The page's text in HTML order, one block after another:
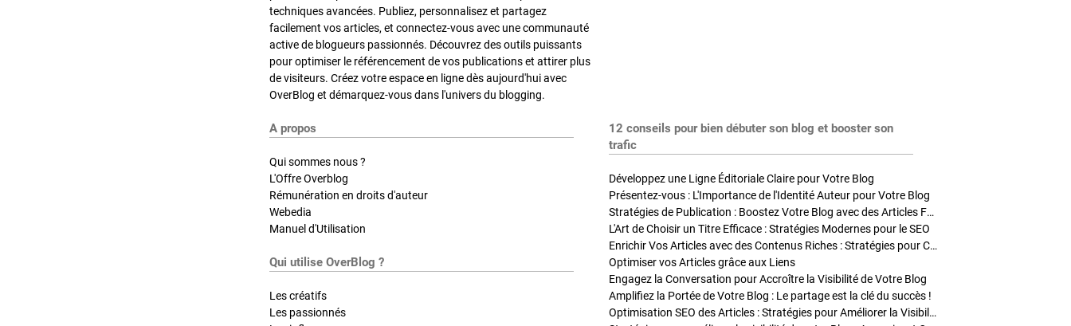
techniques avancées. Publiez, personnalisez et partagez
facilement vos articles, et connectez-vous avec une communauté
active de blogueurs passionnés. Découvrez des outils puissants
pour optimiser le référencement de vos publications et attirer plus
de visiteurs. Créez votre espace en ligne dès aujourd'hui avec
OverBlog et démarquez-vous dans l'univers du blogging.
A propos
Qui sommes nous ?
L'Offre Overblog
Rémunération en droits d'auteur
Webedia
Manuel d'Utilisation
Qui utilise OverBlog ?
Les créatifs
Les passionnés
12 conseils pour bien débuter son blog et booster son
trafic
Développez une Ligne Éditoriale Claire pour Votre Blog
Présentez-vous : L'Importance de l'Identité Auteur pour Votre Blog
Stratégies de Publication : Boostez Votre Blog avec des Articles Fréquents et Exclusifs
L'Art de Choisir un Titre Efficace : Stratégies Modernes pour le SEO
Enrichir Vos Articles avec des Contenus Riches : Stratégies pour Captiver et Optimiser
Optimiser vos Articles grâce aux Liens
Engagez la Conversation pour Accroître la Visibilité de Votre Blog
Amplifiez la Portée de Votre Blog : Le partage est la clé du succès !
Optimisation SEO des Articles : Stratégies pour Améliorer la Visibilité de Votre Blog